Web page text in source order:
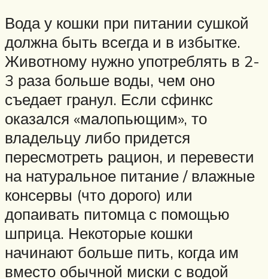
Вода у кошки при питании сушкой
должна быть всегда и в избытке.
Животному нужно употреблять в 2-
3 раза больше воды, чем оно
съедает гранул. Если сфинкс
оказался «малопьющим», то
владельцу либо придется
пересмотреть рацион, и перевести
на натуральное питание / влажные
консервы (что дорого) или
допаивать питомца с помощью
шприца. Некоторые кошки
начинают больше пить, когда им
вместо обычной миски с водой